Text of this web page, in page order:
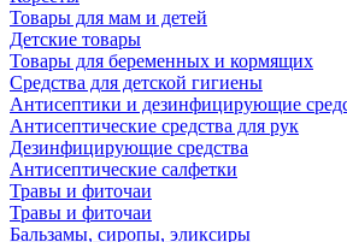
Товары для мам и детей
Детские товары
Товары для беременных и кормящих
Средства для детской гигиены
Антисептики и дезинфицирующие
Антисептические средства для рук
Дезинфицирующие средства
Антисептические салфетки
Травы и фиточаи
Травы и фиточаи
Бальзамы, сиропы, эликсиры